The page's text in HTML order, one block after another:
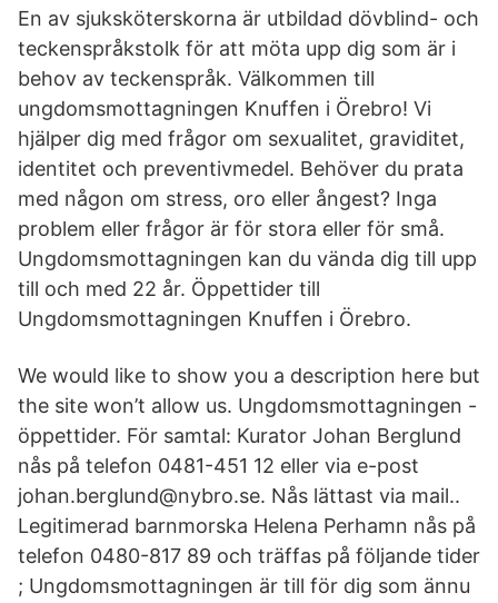
En av sjuksköterskorna är utbildad dövblind- och
teckenspråkstolk för att möta upp dig som är i
behov av teckenspråk. Välkommen till
ungdomsmottagningen Knuffen i Örebro! Vi
hjälper dig med frågor om sexualitet, graviditet,
identitet och preventivmedel. Behöver du prata
med någon om stress, oro eller ångest? Inga
problem eller frågor är för stora eller för små.
Ungdomsmottagningen kan du vända dig till upp
till och med 22 år. Öppettider till
Ungdomsmottagningen Knuffen i Örebro.
We would like to show you a description here but
the site won’t allow us. Ungdomsmottagningen -
öppettider. För samtal: Kurator Johan Berglund
nås på telefon 0481-451 12 eller via e-post
johan.berglund@nybro.se. Nås lättast via mail..
Legitimerad barnmorska Helena Perhamn nås på
telefon 0480-817 89 och träffas på följande tider
; Ungdomsmottagningen är till för dig som ännu